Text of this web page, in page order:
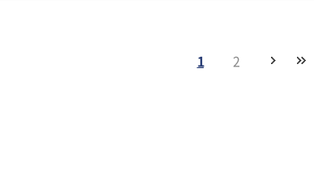
1 2